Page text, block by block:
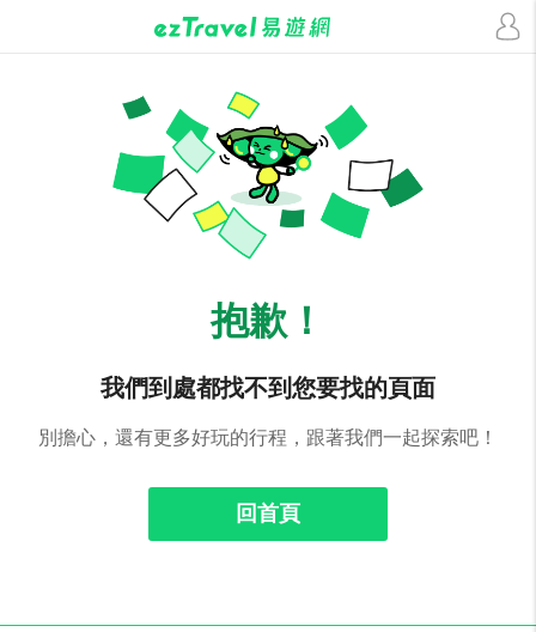
抱歉！
我們到處都找不到您要找的頁面
別擔心，還有更多好玩的行程，跟著我們一起探索吧！
回首頁